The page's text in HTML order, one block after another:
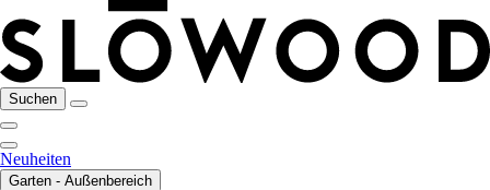
Suchen
Neuheiten
Garten - Außenbereich